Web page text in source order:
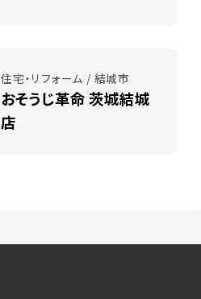
住宅・リフォーム / 結城市
おそうじ革命 茨城結城
店